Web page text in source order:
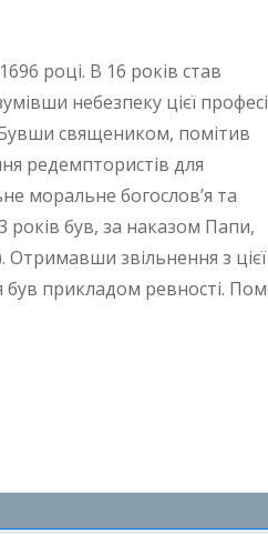
році. В 16 років став
небезпеку цієї
Бувши священиком, помітив
редемптористів для
моральне богослов’я та
років був, за наказом Папи,
Отримавши звільнення з цієї
був прикладом ревності.